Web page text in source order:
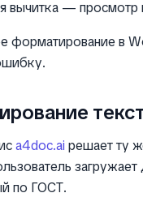
вычитка —
форматирование в
a4doc.ai решает ту
по ГОСТ.